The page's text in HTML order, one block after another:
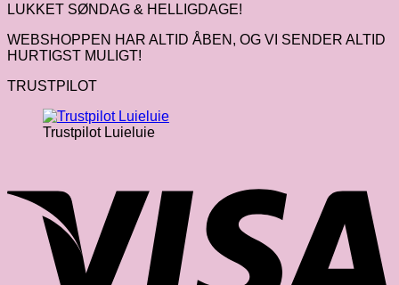
LUKKET SØNDAG & HELLIGDAGE!
WEBSHOPPEN HAR ALTID ÅBEN, OG VI SENDER ALTID
HURTIGST MULIGT!
TRUSTPILOT
Trustpilot Luieluie